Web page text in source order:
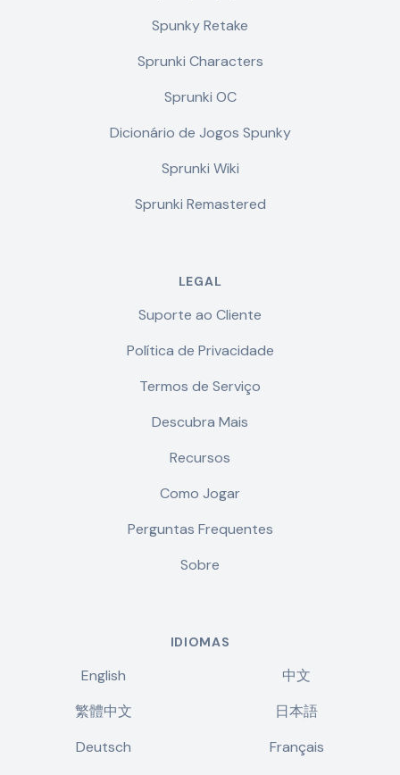
Spunky Retake
Sprunki Characters
Sprunki OC
Dicionário de Jogos Spunky
Sprunki Wiki
Sprunki Remastered
LEGAL
Suporte ao Cliente
Política de Privacidade
Termos de Serviço
Descubra Mais
Recursos
Como Jogar
Perguntas Frequentes
Sobre
IDIOMAS
English
中文
繁體中文
日本語
Deutsch
Français